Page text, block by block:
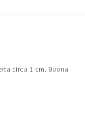
circa 1 cm. Buona